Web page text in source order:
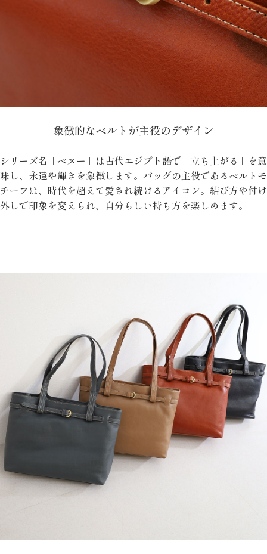
象徴的なベルトが主役のデザイン
シリーズ名「ベヌー」は古代エジプト語で「立ち上がる」を意
味し、永遠や輝きを象徴します。バッグの主役であるベルトモ
チーフは、時代を超えて愛され続けるアイコン。結び方や付け
外しで印象を変えられ、自分らしい持ち方を楽しめます。